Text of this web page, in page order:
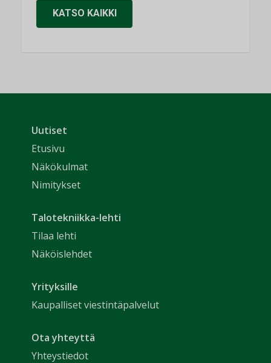
KATSO KAIKKI
Uutiset
Etusivu
Näkökulmat
Nimitykset
Talotekniikka-lehti
Tilaa lehti
Näköislehdet
Yrityksille
Kaupalliset viestintäpalvelut
Ota yhteyttä
Yhteystiedot